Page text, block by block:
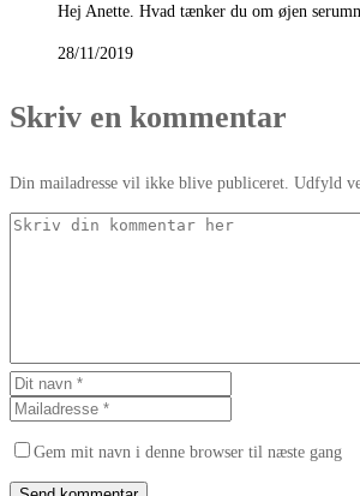
Hej Anette. Hvad tænker du om øjen
28/11/2019
Skriv en kommentar
Din mailadresse vil ikke blive publiceret. Udfyld
Gem mit navn i denne browser til næste gang